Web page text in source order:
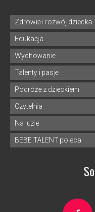
Zdrowie i rozwój dziecka
Edukacja
Wychowanie
Talenty i pasje
Podróże z dzieckiem
Czytelnia
Na luzie
BEBE TALENT poleca